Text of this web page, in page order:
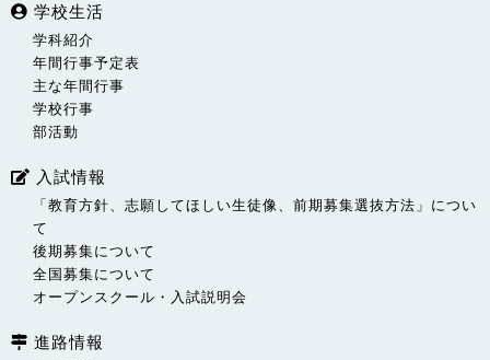
学校生活
学科紹介
年間行事予定表
主な年間行事
学校行事
部活動
入試情報
「教育方針、志願してほしい生徒像、前期募集選抜方法」につい
て
後期募集について
全国募集について
オープンスクール・入試説明会
進路情報